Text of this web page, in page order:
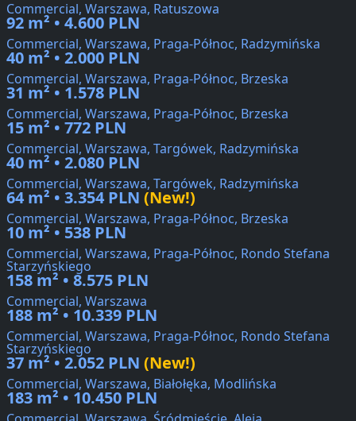
Commercial, Warszawa, Ratuszowa
92 m² • 4.600 PLN
Commercial, Warszawa, Praga-Północ, Radzymińska
40 m² • 2.000 PLN
Commercial, Warszawa, Praga-Północ, Brzeska
31 m² • 1.578 PLN
Commercial, Warszawa, Praga-Północ, Brzeska
15 m² • 772 PLN
Commercial, Warszawa, Targówek, Radzymińska
40 m² • 2.080 PLN
Commercial, Warszawa, Targówek, Radzymińska
64 m² • 3.354 PLN (New!)
Commercial, Warszawa, Praga-Północ, Brzeska
10 m² • 538 PLN
Commercial, Warszawa, Praga-Północ, Rondo Stefana
Starzyńskiego
158 m² • 8.575 PLN
Commercial, Warszawa
188 m² • 10.339 PLN
Commercial, Warszawa, Praga-Północ, Rondo Stefana
Starzyńskiego
37 m² • 2.052 PLN (New!)
Commercial, Warszawa, Białołęka, Modlińska
183 m² • 10.450 PLN